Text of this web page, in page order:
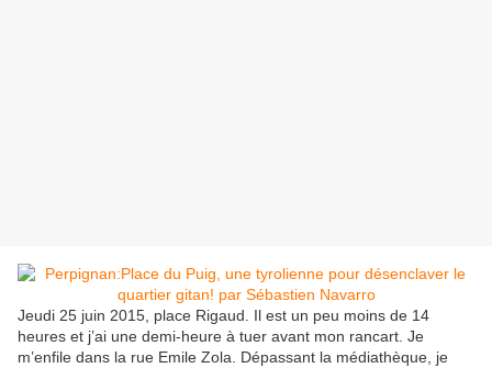
Jeudi 25 juin 2015, place Rigaud. Il est un peu moins de 14
heures et j’ai une demi-heure à tuer avant mon rancart. Je
m’enfile dans la rue Emile Zola. Dépassant la médiathèque, je